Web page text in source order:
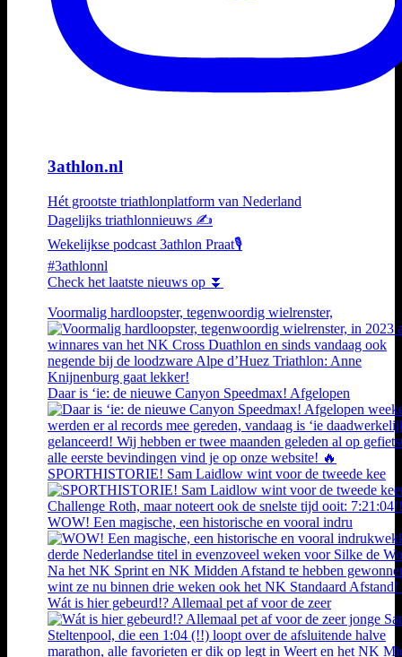
3athlon.nl
Hét grootste triathlonplatform van Nederland
Dagelijks triathlonnieuws ✍️
Wekelijkse podcast 3athlon Praat🎙️
#3athlonnl
Check het laatste nieuws op ⏬
Voormalig hardloopster, tegenwoordig wielrenster,
Daar is ‘ie: de nieuwe Canyon Speedmax! Afgelopen
SPORTHISTORIE! Sam Laidlow wint voor de tweede kee
WOW! Een magische, een historische en vooral indru
Wát is hier gebeurd!? Allemaal pet af voor de zeer